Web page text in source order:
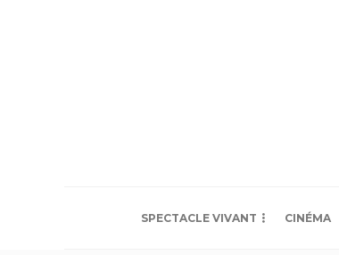
SPECTACLE VIVANT CINÉMA